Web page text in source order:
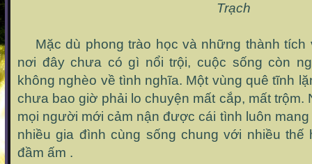
Trạch
Mặc dù phong trào học và những thành tích
nơi đây chưa có gì nổi trội, cuộc sống còn
không nghèo về tình nghĩa. Một vùng quê tĩnh
chưa bao giờ phải lo chuyện mất cắp, mất trộm.
mọi người mới cảm nận được cái tình luôn
nhiều gia đình cùng sống chung với nhiều
đầm ấm .